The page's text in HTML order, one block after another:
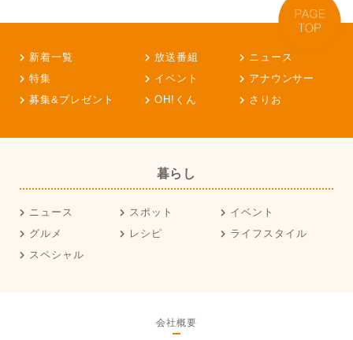
新着一覧 放送番組
ニュース
特集
イベント
アナウンサー
募集&プレゼント
OH!くん さりお
暮らし
ニュース スポット
イベント
グルメ
レシピ
ライフスタイル
スペシャル
会社概要